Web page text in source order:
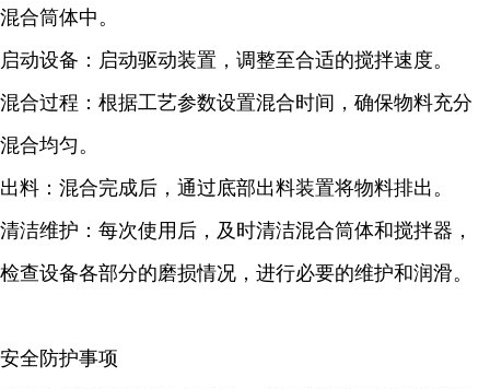
混合筒体中。
启动设备：启动驱动装置，调整至合适的搅拌速度。
混合过程：根据工艺参数设置混合时间，确保物料充分
混合均匀。
出料：混合完成后，通过底部出料装置将物料排出。
清洁维护：每次使用后，及时清洁混合筒体和搅拌器，
检查设备各部分的磨损情况，进行必要的维护和润滑。
安全防护事项